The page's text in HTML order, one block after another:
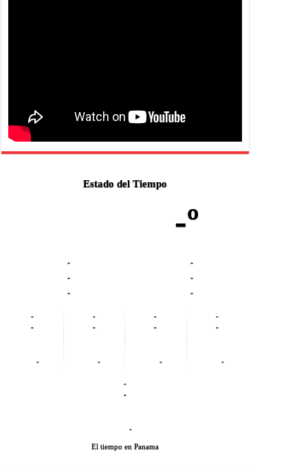
Estado del Tiempo
-º
-
-
-
-
-
-
-
-
-
-
-
-
-
-
-
-
-
-
-
-
-
El tiempo en Panama